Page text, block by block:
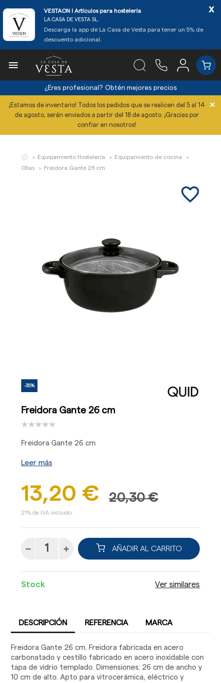
VESTAON l Artículos para hostelería
LA CASA DE VESTA SL.
Descarga la app de La Casa de Vesta para tener un 5% de
descuento adicional.
x

¿Eres profesional? Obtén mejores precios
¡Estamos de inventario! Todos los pedidos que se realicen del 5 al 14
de agosto, serán enviados a partir del 18 de agosto. ¡Gracias por
confiar en nosotros!
×
Equipamiento Hostelería
Equipamiento de cocina
Ollas
Freidora Gante 26 cm
favorite_border
-35%
Freidora Gante 26 cm
Freidora Gante 26 cm
Leer más
13,20 € 20,30 €
21% de IVA incluido.
AÑADIR AL CARRITO
Stock Ver similares
DESCRIPCIÓN REFERENCIA MARCA
Freidora Gante 26 cm. Freidora fabricada en acero
carbonatado y cestillo fabricado en acero inoxidable con
tapa de vidrio templado. Dimensiones: 26 cm de ancho y
10 cm de alto. Apto para vitrocerámica, eléctrico y